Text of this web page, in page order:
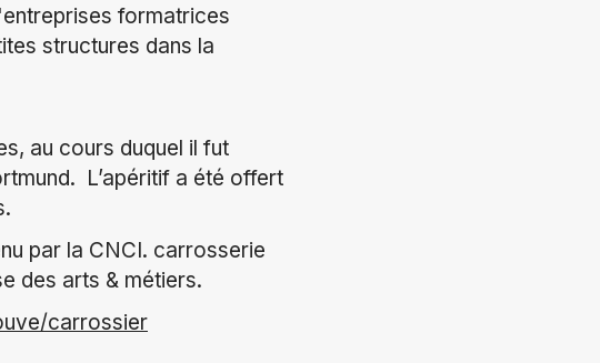
formatrices
structures dans la
au cours duquel il fut
L’apéritif a été offert
par la CNCI. carrosserie
des arts & métiers.
carrossier